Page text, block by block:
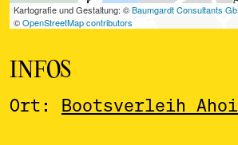
INFOS
Ort: Bootsverleih Ahoi